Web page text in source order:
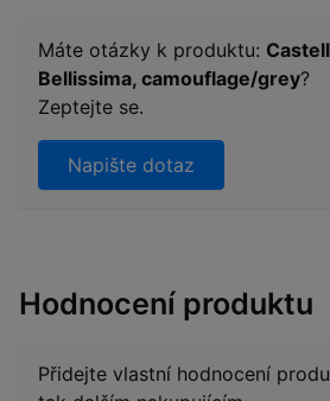
Máte otázky k produktu:
Bellissima, camouflage/grey?
Zeptejte se.
Napište dotaz
Hodnocení produktu
Přidejte vlastní hodnocení